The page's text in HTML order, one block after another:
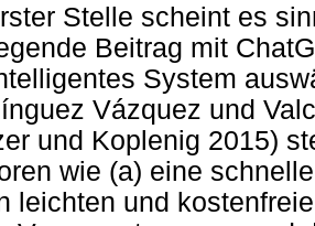
Stelle scheint es
Beitrag mit
System
Vázquez und
und Koplenig 2015)
wie (a) eine
leichten und